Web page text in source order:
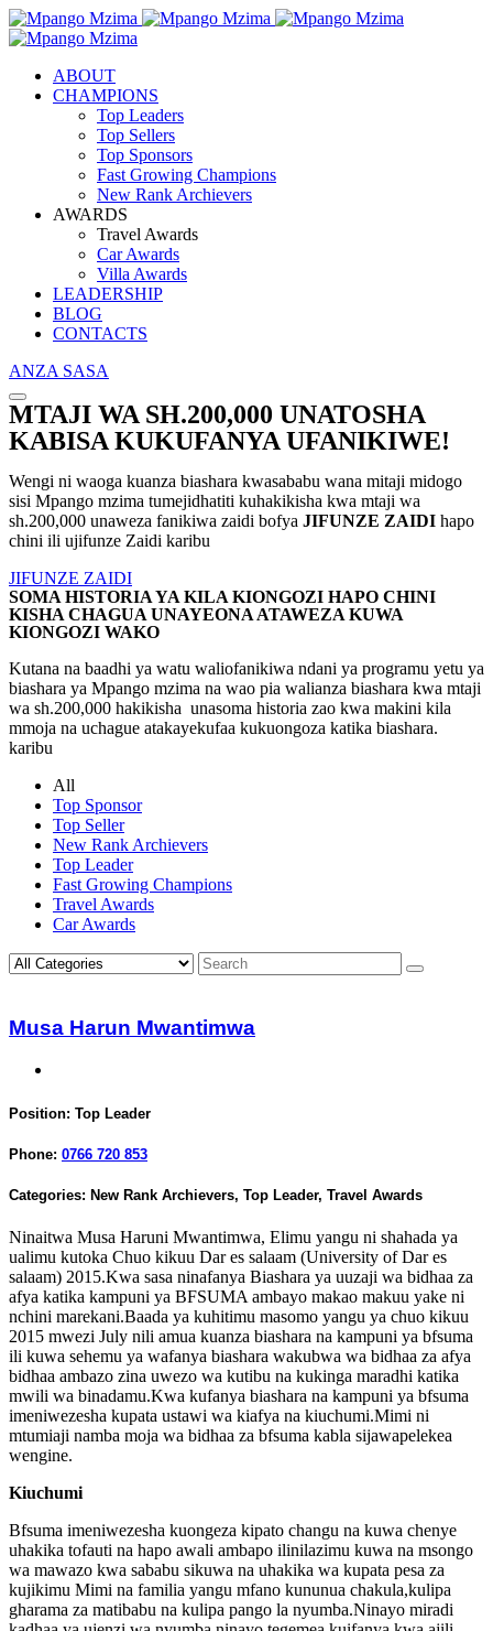
ABOUT
CHAMPIONS
Top Leaders
Top Sellers
Top Sponsors
Fast Growing Champions
New Rank Archievers
AWARDS
Travel Awards
Car Awards
Villa Awards
LEADERSHIP
BLOG
CONTACTS
ANZA SASA
MTAJI WA SH.200,000 UNATOSHA
KABISA KUKUFANYA UFANIKIWE!
Wengi ni waoga kuanza biashara kwasababu wana mitaji midogo
sisi Mpango mzima tumejidhatiti kuhakikisha kwa mtaji wa
sh.200,000 unaweza fanikiwa zaidi bofya JIFUNZE ZAIDI hapo
chini ili ujifunze Zaidi karibu
JIFUNZE ZAIDI
SOMA HISTORIA YA KILA KIONGOZI HAPO CHINI
KISHA CHAGUA UNAYEONA ATAWEZA KUWA
KIONGOZI WAKO
Kutana na baadhi ya watu waliofanikiwa ndani ya programu yetu ya
biashara ya Mpango mzima na wao pia walianza biashara kwa mtaji
wa sh.200,000 hakikisha unasoma historia zao kwa makini kila
mmoja na uchague atakayekufaa kukuongoza katika biashara.
karibu
All
Top Sponsor
Top Seller
New Rank Archievers
Top Leader
Fast Growing Champions
Travel Awards
Car Awards
Musa Harun Mwantimwa
Position: Top Leader
Phone: 0766 720 853
Categories: New Rank Archievers, Top Leader, Travel Awards
Ninaitwa Musa Haruni Mwantimwa, Elimu yangu ni shahada ya
ualimu kutoka Chuo kikuu Dar es salaam (University of Dar es
salaam) 2015.Kwa sasa ninafanya Biashara ya uuzaji wa bidhaa za
afya katika kampuni ya BFSUMA ambayo makao makuu yake ni
nchini marekani.Baada ya kuhitimu masomo yangu ya chuo kikuu
2015 mwezi July nili amua kuanza biashara na kampuni ya bfsuma
ili kuwa sehemu ya wafanya biashara wakubwa wa bidhaa za afya
bidhaa ambazo zina uwezo wa kutibu na kukinga maradhi katika
mwili wa binadamu.Kwa kufanya biashara na kampuni ya bfsuma
imeniwezesha kupata ustawi wa kiafya na kiuchumi.Mimi ni
mtumiaji namba moja wa bidhaa za bfsuma kabla sijawapelekea
wengine.
Kiuchumi
Bfsuma imeniwezesha kuongeza kipato changu na kuwa chenye
uhakika tofauti na hapo awali ambapo ilinilazimu kuwa na msongo
wa mawazo kwa sababu sikuwa na uhakika wa kupata pesa za
kujikimu Mimi na familia yangu mfano kununua chakula,kulipa
gharama za matibabu na kulipa pango la nyumba.Ninayo miradi